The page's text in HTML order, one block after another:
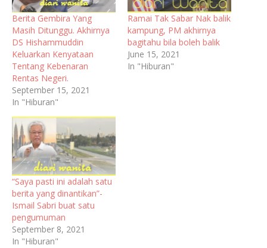
Berita Gembira Yang
Masih Ditunggu. Akhirnya
DS Hishammuddin
Keluarkan Kenyataan
Tentang Kebenaran
Rentas Negeri.
September 15, 2021
In "Hiburan"
Ramai Tak Sabar Nak balik
kampung, PM akhirnya
bagitahu bila boleh balik
June 15, 2021
In "Hiburan"
“Saya pasti ini adalah satu
berita yang dinantikan”-
Ismail Sabri buat satu
pengumuman
September 8, 2021
In "Hiburan"